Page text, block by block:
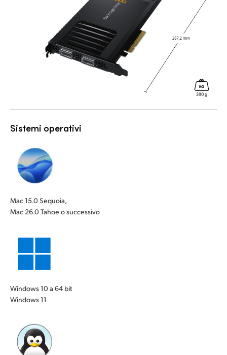
Sistemi operativi
Mac 15.0 Sequoia,
Mac 26.0 Tahoe o successivo
Windows 10 a 64 bit
Windows 11